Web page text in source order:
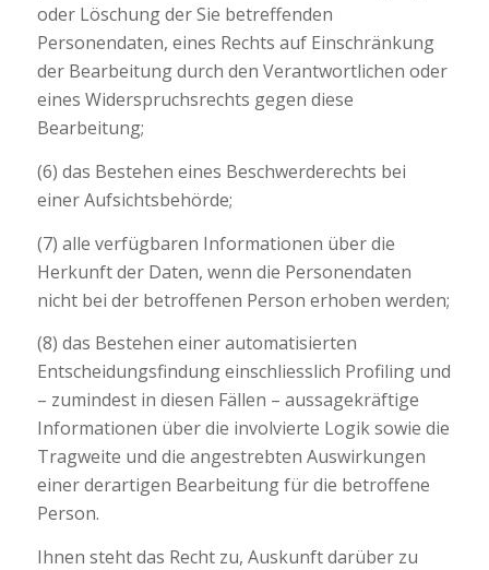
oder Löschung der Sie betreffenden
Personendaten, eines Rechts auf Einschränkung
der Bearbeitung durch den Verantwortlichen oder
eines Widerspruchsrechts gegen diese
Bearbeitung;
(6) das Bestehen eines Beschwerderechts bei
einer Aufsichtsbehörde;
(7) alle verfügbaren Informationen über die
Herkunft der Daten, wenn die Personendaten
nicht bei der betroffenen Person erhoben werden;
(8) das Bestehen einer automatisierten
Entscheidungsfindung einschliesslich Profiling und
– zumindest in diesen Fällen – aussagekräftige
Informationen über die involvierte Logik sowie die
Tragweite und die angestrebten Auswirkungen
einer derartigen Bearbeitung für die betroffene
Person.
Ihnen steht das Recht zu, Auskunft darüber zu